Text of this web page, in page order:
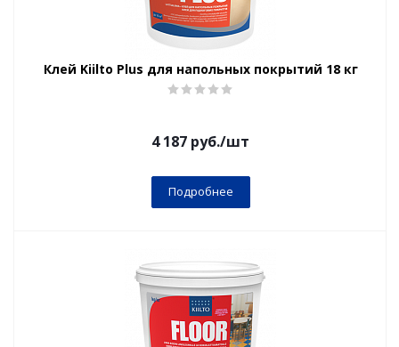
Клей Kiilto Plus для напольных покрытий 18 кг
4 187 руб./шт
Подробнее